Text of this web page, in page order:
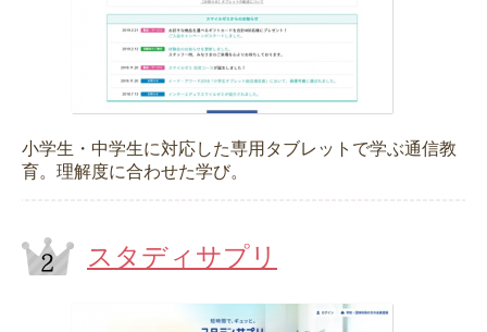
小学生・中学生に対応した専用タブレットで学ぶ通信教
育。理解度に合わせた学び。
スタディサプリ